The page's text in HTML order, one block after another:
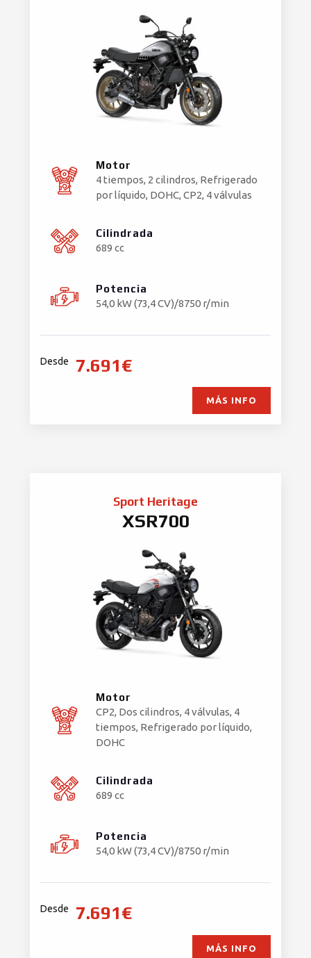
Motor
4 tiempos, 2 cilindros, Refrigerado
por líquido, DOHC, CP2, 4 válvulas
Cilindrada
689 cc
Potencia
54,0 kW (73,4 CV)/8750 r/min
Desde 7.691€
MÁS INFO
Sport Heritage
XSR700
Motor
CP2, Dos cilindros, 4 válvulas, 4
tiempos, Refrigerado por líquido,
DOHC
Cilindrada
689 cc
Potencia
54,0 kW (73,4 CV)/8750 r/min
Desde 7.691€
MÁS INFO